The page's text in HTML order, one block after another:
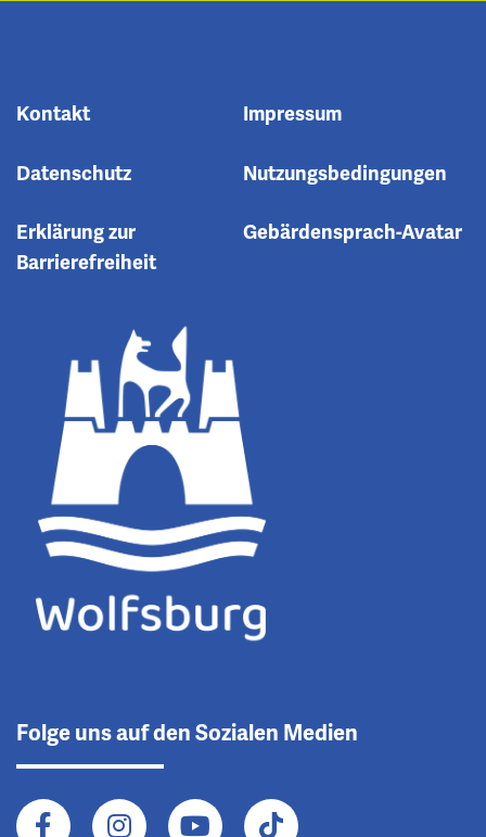
Kontakt Impressum
Datenschutz Nutzungsbedingungen
Erklärung zur
Barrierefreiheit
Gebärdensprach-Avatar
Folge uns auf den Sozialen Medien